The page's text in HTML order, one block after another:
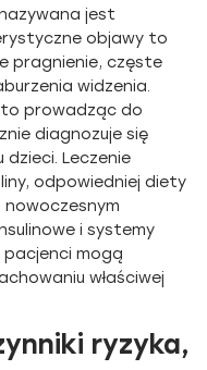
jest
objawy to
pragnienie, częste
widzenia.
prowadząc do
diagnozuje się
dzieci. Leczenie
odpowiedniej diety
nowoczesnym
i systemy
pacjenci mogą
właściwej
ryzyka,